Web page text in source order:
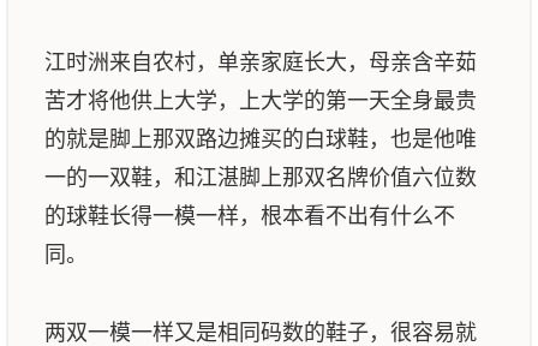
江时洲来自农村，单亲家庭长大，母亲含辛茹
苦才将他供上大学，上大学的第一天全身最贵
的就是脚上那双路边摊买的白球鞋，也是他唯
一的一双鞋，和江湛脚上那双名牌价值六位数
的球鞋长得一模一样，根本看不出有什么不
同。
两双一模一样又是相同码数的鞋子，很容易就